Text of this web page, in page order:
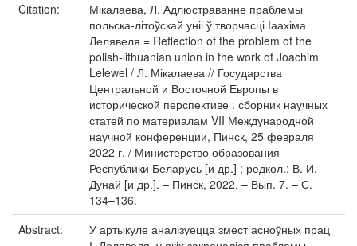
Citation:
Мікалаева, Л. Адлюстраванне праблемы
польска-літоўскай уніі ў творчасці Іаахіма
Лелявеля = Reflection of the problem of the
polish-lithuanian union in the work of Joachim
Lelewel / Л. Мікалаева // Государства
Центральной и Восточной Европы в
исторической перспективе : сборник научных
статей по материалам VII Международной
научной конференции, Пинск, 25 февраля
2022 г. / Министерство образования
Республики Беларусь [и др.] ; редкол.: В. И.
Дунай [и др.]. – Пинск, 2022. – Вып. 7. – С.
134–136.
Abstract:
У артыкуле аналізуецца змест асноўных прац